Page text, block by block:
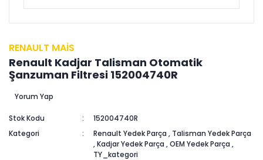
RENAULT MAİS
Renault Kadjar Talisman Otomatik
Şanzuman Filtresi 152004740R
Yorum Yap
Stok Kodu
152004740R
Kategori
Renault Yedek Parça , Talisman Yedek Parça
,Kadjar Yedek Parça ,OEM Yedek Parça ,
TY_kategori